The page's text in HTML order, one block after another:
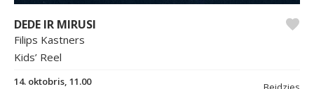
DEDE IR MIRUSI
Filips Kastners
Kids’ Reel
14. oktobris, 11.00